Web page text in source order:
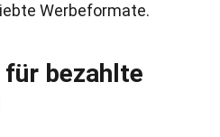
Werbeformate.
bezahlte